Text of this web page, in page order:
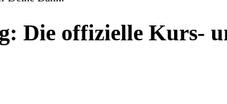
Die offizielle Kurs-